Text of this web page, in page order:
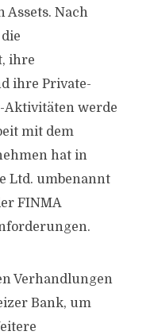
Assets. Nach
ihre
ihre Private-
Aktivitäten werde
mit dem
hat in
Ltd. umbenannt
FINMA
Verhandlungen
Bank, um